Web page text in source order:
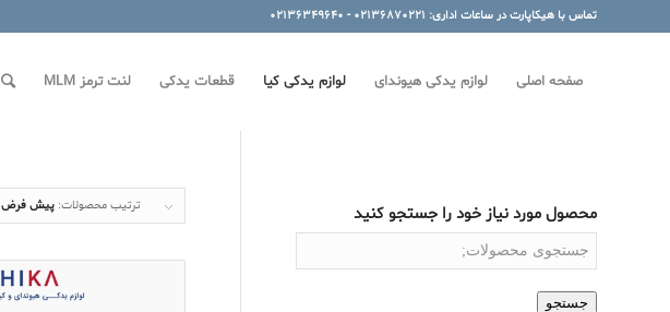
تماس با هیکاپارت در ساعات اداری: 02136870221 - 02136349640
صفحه اصلی لوازم یدکی هیوندای لوازم یدکی کیا قطعات یدکی لنت ترمز MLM
ترتیب محصولات: پیش فرض محصول مورد نیاز خود را جستجو کنید
جستجو